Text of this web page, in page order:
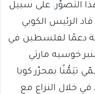
التصوّر. على سبيل
في آذار (مارس) 2024، قاد الرئيس الكوبي
دعمًا لفلسطين في
خوسيه مارتي
تيَمُّنًا بمحرّر كوبا
خلال النزاع مع